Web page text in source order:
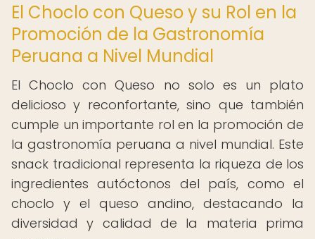
El Choclo con Queso y su Rol en la
Promoción de la Gastronomía
Peruana a Nivel Mundial
El Choclo con Queso no solo es un plato
delicioso y reconfortante, sino que también
cumple un importante rol en la promoción de
la gastronomía peruana a nivel mundial. Este
snack tradicional representa la riqueza de los
ingredientes autóctonos del país, como el
choclo y el queso andino, destacando la
diversidad y calidad de la materia prima